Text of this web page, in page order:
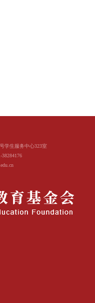
学生服务中心323室
38284176